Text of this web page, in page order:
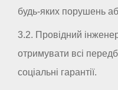
будь-яких порушень
3.2. Провідний
отримувати всі
соціальні гарантії.